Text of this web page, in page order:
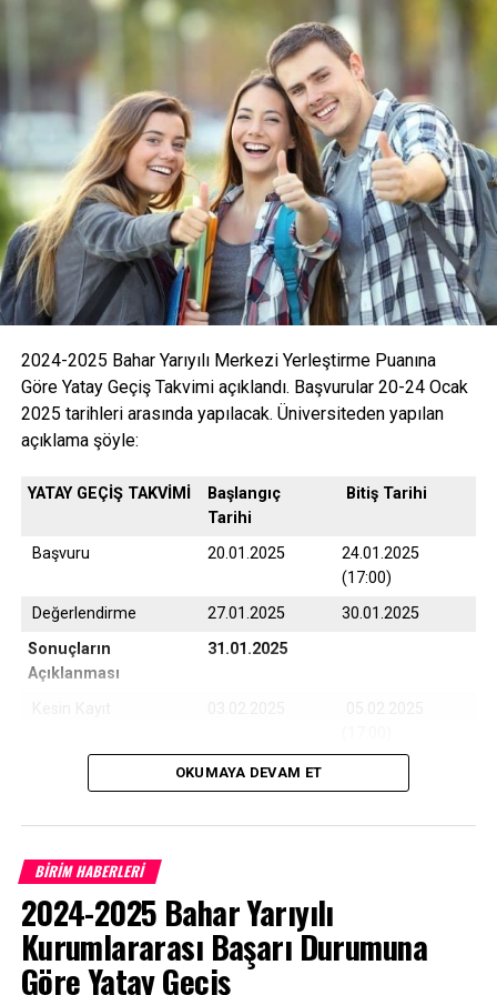
2024-2025 Bahar Yarıyılı Merkezi Yerleştirme Puanına
Göre Yatay Geçiş Takvimi açıklandı. Başvurular 20-24 Ocak
2025 tarihleri arasında yapılacak. Üniversiteden yapılan
açıklama şöyle:
YATAY GEÇİŞ TAKVİMİ
Başlangıç
Tarihi
Bitiş Tarihi
Başvuru 20.01.2025
24.01.2025
(17:00)
Değerlendirme
27.01.2025
30.01.2025
Sonuçların
Açıklanması
31.01.2025
06.02.2025
(17:00)
Çanakkale Onsekiz Mart Üniversitesi son 10 yıla ait
program taban puanları içinTIKLAYINIZ
OKUMAYA DEVAM ET
BİRİM HABERLERİ
2024-2025 Bahar Yarıyılı
Kurumlararası Başarı Durumuna
Göre Yatay Geçiş